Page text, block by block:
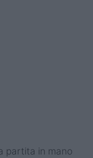
partita in mano